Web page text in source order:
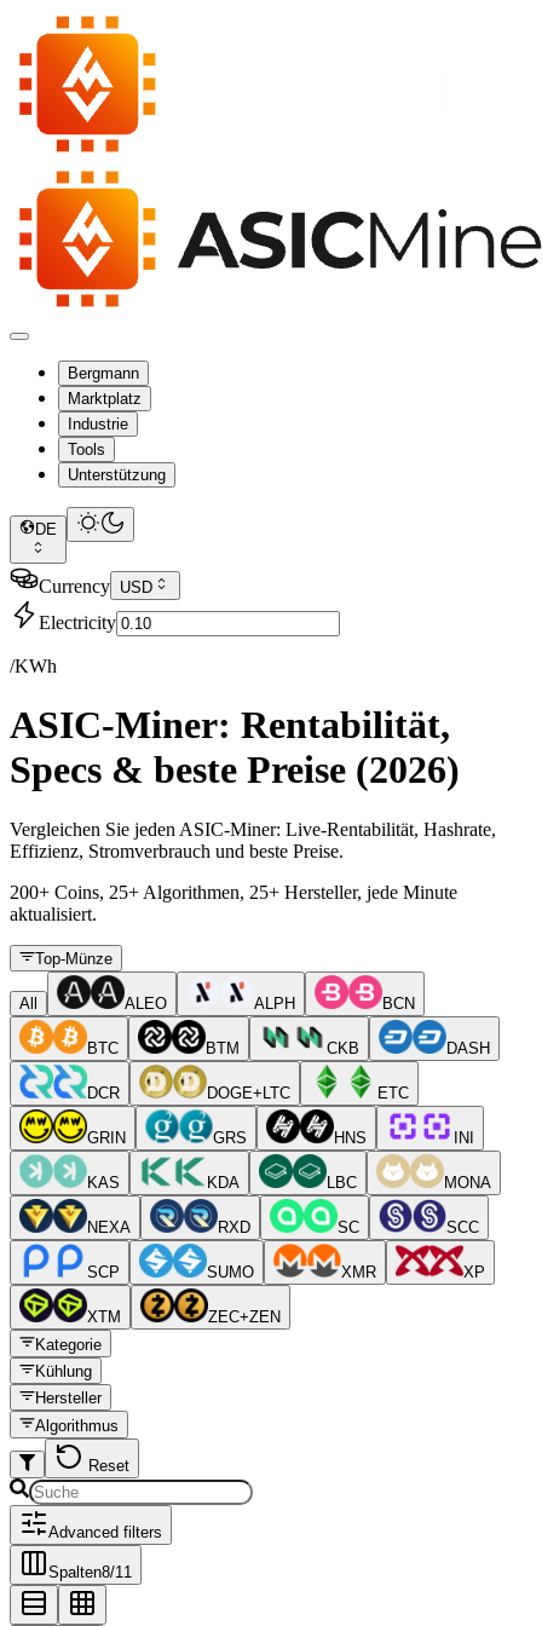
Bergmann
Marktplatz
Industrie
Tools
Unterstützung
DE
Currency USD
Electricity
/KWh
ASIC-Miner: Rentabilität,
Specs & beste Preise (2026)
Vergleichen Sie jeden ASIC-Miner: Live-Rentabilität, Hashrate,
Effizienz, Stromverbrauch und beste Preise.
200+ Coins, 25+ Algorithmen, 25+ Hersteller, jede Minute
aktualisiert.
Top-Münze
All ALEO ALPH BCN
BTC BTM CKB DASH
DCR DOGE+LTC ETC
GRIN GRS HNS INI
KAS KDA LBC MONA
NEXA RXD SC SCC
SCP SUMO XMR XP
XTM
ZEC+ZEN
Kategorie
Kühlung
Hersteller
Algorithmus
Reset
Advanced filters
Spalten8/11